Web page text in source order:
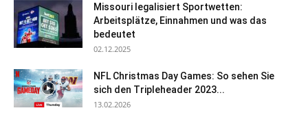
Missouri legalisiert Sportwetten:
Arbeitsplätze, Einnahmen und was das
bedeutet
02.12.2025
NFL Christmas Day Games: So sehen Sie
sich den Tripleheader 2023...
13.02.2026